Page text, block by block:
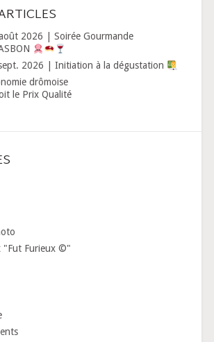
2026 | Soirée Gourmande
2026 | Initiation à la dégustation
drômoise
le Prix Qualité
"Fut Furieux ©"